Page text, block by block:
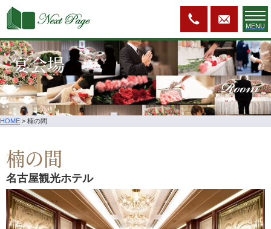
MENU
宴会場 Room
HOME > 楠の間
楠の間
名古屋観光ホテル